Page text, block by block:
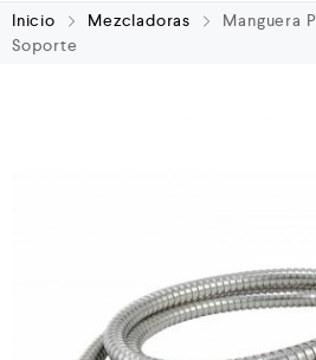
Madera
Metal
Línea de productos Virutex
Campismo
Inicio Mezcladoras
Manguera
Soporte